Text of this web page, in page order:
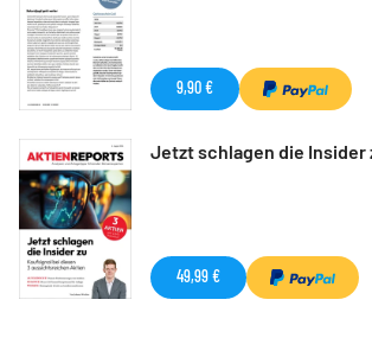
9,90 €
Jetzt schlagen die Insider
49,99 €